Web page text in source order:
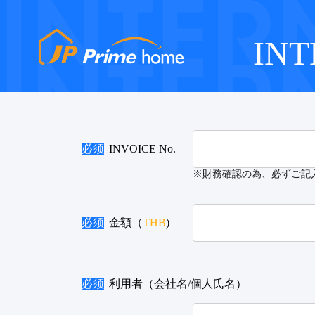
必须 INVOICE No.
※財務確認の為、必ずご記
必须 金額（THB)
必须 利用者（会社名/個人氏名）